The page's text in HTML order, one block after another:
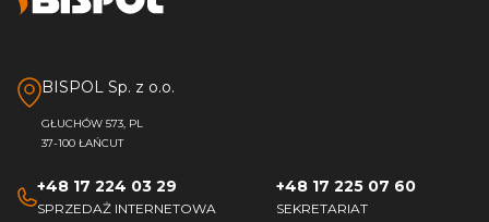
BISPOL Sp. z o.o.
GŁUCHÓW 573, PL
37-100 ŁAŃCUT
+48 17 224 03 29
SPRZEDAŻ INTERNETOWA
+48 17 225 07 60
SEKRETARIAT